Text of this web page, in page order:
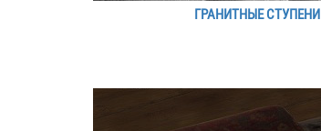
ГРАНИТНЫЕ СТУПЕНИ